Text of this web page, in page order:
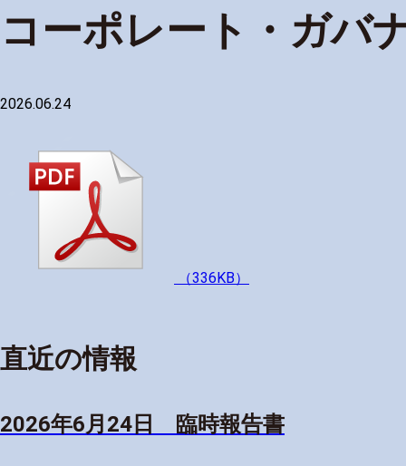
コーポレート・ガバ
2026.06.24
（336KB）
直近の情報
2026年6月24日 臨時報告書